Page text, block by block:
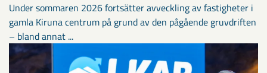
Under sommaren 2026 fortsätter avveckling av fastigheter i
gamla Kiruna centrum på grund av den pågående gruvdriften
– bland annat ...